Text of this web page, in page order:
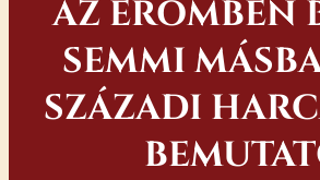
AZ ERŐMBEN
SEMMI
SZÁZADI